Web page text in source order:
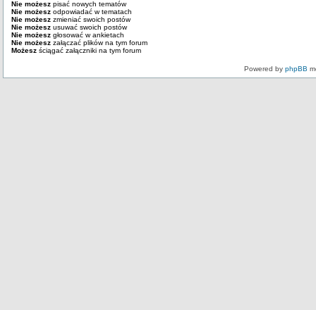
Nie możesz pisać nowych tematów
Nie możesz odpowiadać w tematach
Nie możesz zmieniać swoich postów
Nie możesz usuwać swoich postów
Nie możesz głosować w ankietach
Nie możesz załączać plików na tym forum
Możesz ściągać załączniki na tym forum
Powered by phpBB